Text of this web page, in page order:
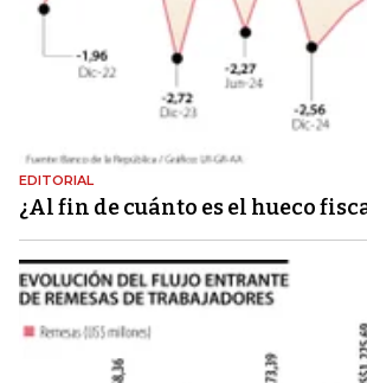
EDITORIAL
¿Al fin de cuánto es el hueco